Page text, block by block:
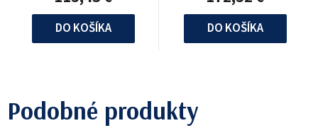
DO KOŠÍKA DO KOŠÍKA
Podobné produkty